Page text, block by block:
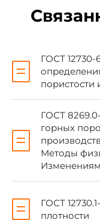
ГОСТ
ГОСТ
ГОСТ
ГОСТ
горных
Методы
ГОСТ
плотности